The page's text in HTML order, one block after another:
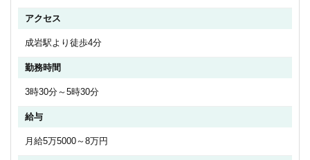
アクセス
成岩駅より徒歩4分
勤務時間
3時30分～5時30分
給与
月給5万5000～8万円